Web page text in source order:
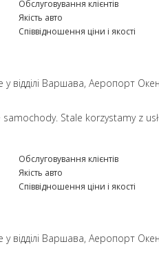
Обслуговування клієнтів
Якість авто
Співвідношення ціни і якості
відділі Варшава, Аеропорт
Stale korzystamy z
Обслуговування клієнтів
Якість авто
Співвідношення ціни і якості
відділі Варшава, Аеропорт